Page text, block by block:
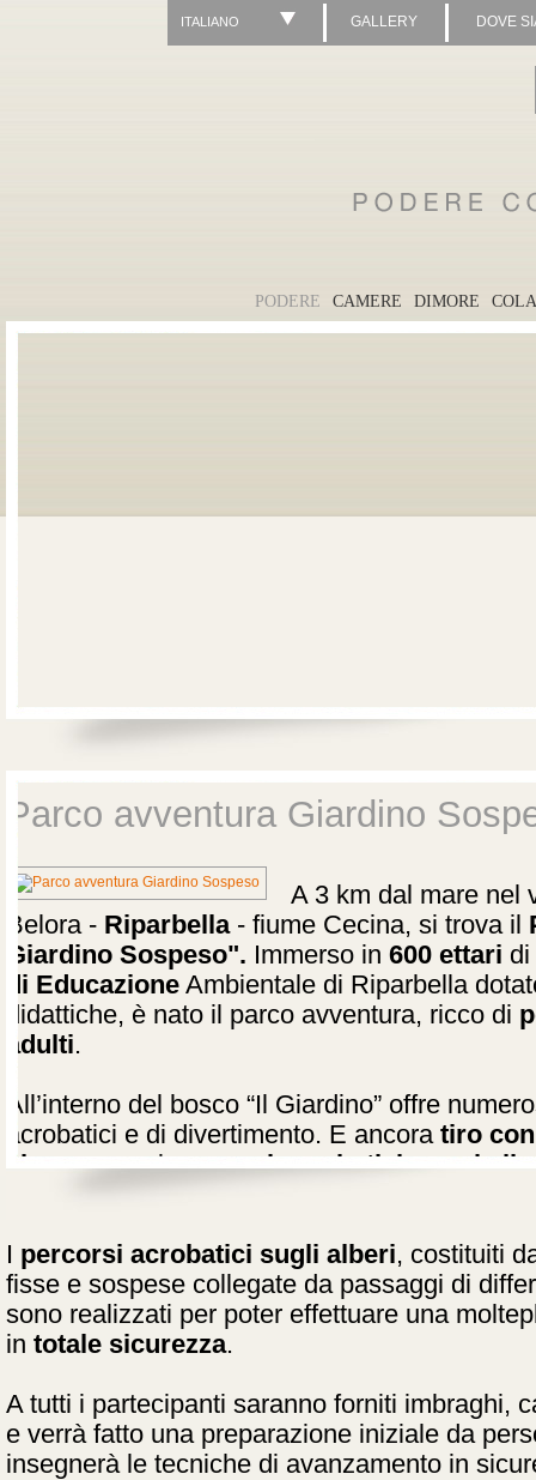
ITALIANO GALLERY DOVE
PODERE CAMERE DIMORE
Parco avventura Giardino
A 3 km dal mare nel
Belora - Riparbella- fiume Cecina, si trova il
Giardino Sospeso". Immerso in 600 ettari
di Educazione Ambientale di Riparbella
didattiche, è nato il parco avventura, ricco di
adulti.
All’interno del bosco “Il Giardino” offre
acrobatici e di divertimento. E ancora tiro
sicurezzasuipercorsi acrobatici,
risalita su corda
I percorsi acrobatici sugli alberi, costituiti
fisse e sospese collegate da passaggi di
sono realizzati per poter effettuare una
in totale sicurezza.
A tutti i partecipanti saranno forniti imbraghi,
e verrà fatto una preparazione iniziale da
insegnerà le tecniche di avanzamento in